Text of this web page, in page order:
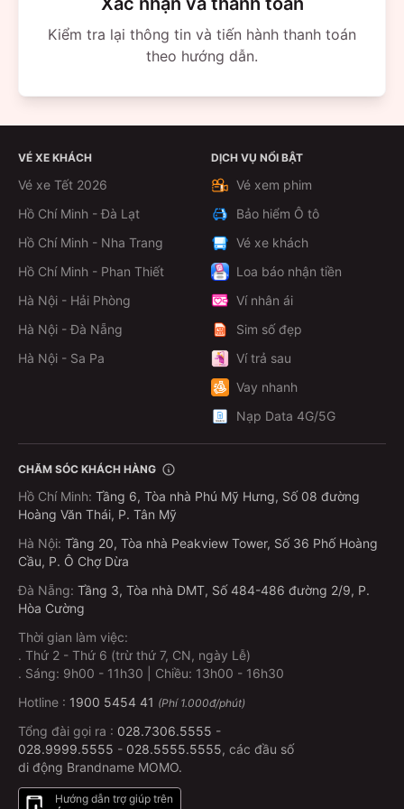
sách, đèn LED trần, lối đi rộng rãi; hệ thống điều hòa
hai chiều & cổng sạc USB cá nhân.
Wifi tốc độ cao, TV LED, tủ lạnh, khăn lạnh, chăn
sau mỗi chuyến, đảm bảo không gian sạch – an toàn.
Đội ngũ lái xe và nhân viên chuyên nghiệp, tư vấn
nhiệt tình, cam kết đúng giờ, không nhồi nhét khách.
Chính sách nổi bật
Giá vé niêm yết minh bạch, không biến động dịp lễ
theo yêu cầu, hỗ trợ trung chuyển trong nội thành Đà
Hướng Dẫn Cách Đặt Vé Xe Khách Trên
MoMo
tiện lợi và không cần phải ra bến? Ứng dụng MoMo là
giản, bạn đã có thể đặt vé xe, thanh toán dễ dàng và
được hỗ trợ tận tình trong suốt hành trình.
Chỉ cần điện thoại có kết nối internet, bạn có thể đặt vé
xe mọi lúc, mọi nơi:
Bước 1: Mở ứng dụng MoMo
Tìm kiếm từ khóa “Vé xe khách” trên thanh tìm kiếm
Hoặc vào mục “Du lịch - Đi lại” và chọn “Vé xe khách”
Bước 2: Nhập thông tin hành trình
Kiểm tra lại thông tin và tiến hành thanh toán
theo hướng dẫn.
VÉ XE KHÁCH
Vé xe Tết 2026
Hồ Chí Minh - Đà Lạt
Hồ Chí Minh - Nha Trang
Hồ Chí Minh - Phan Thiết
Hà Nội - Hải Phòng
Hà Nội - Đà Nẵng
Hà Nội - Sa Pa
DỊCH VỤ NỔI BẬT
Vé xem phim
Bảo hiểm Ô tô
Vé xe khách
Loa báo nhận tiền
Ví nhân ái
Sim số đẹp
Ví trả sau
Vay nhanh
Nạp Data 4G/5G
CHĂM SÓC KHÁCH HÀNG
Hồ Chí Minh: Tầng 6, Tòa nhà Phú Mỹ Hưng, Số 08 đường
Hoàng Văn Thái, P. Tân Mỹ
Hà Nội: Tầng 20, Tòa nhà Peakview Tower, Số 36 Phố Hoàng
Cầu, P. Ô Chợ Dừa
Đà Nẵng: Tầng 3, Tòa nhà DMT, Số 484-486 đường 2/9, P.
Hòa Cường
Thời gian làm việc:
. Thứ 2 - Thứ 6 (trừ thứ 7, CN, ngày Lễ)
. Sáng: 9h00 - 11h30 | Chiều: 13h00 - 16h30
Hotline : 1900 5454 41 (Phí 1.000đ/phút)
Tổng đài gọi ra : 028.7306.5555 -
028.9999.5555 - 028.5555.5555, các đầu số
di động Brandname MOMO.
Hướng dẫn trợ giúp trên